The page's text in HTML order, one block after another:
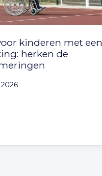
kinderen met een
herken de